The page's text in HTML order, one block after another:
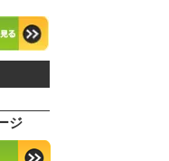
ジ